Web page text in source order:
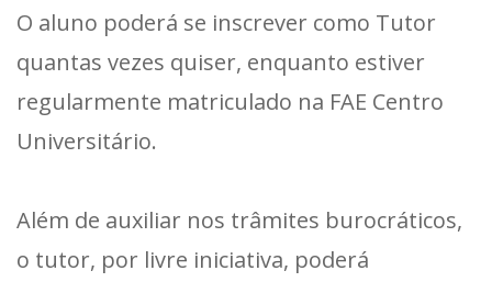
O aluno poderá se inscrever como Tutor
quantas vezes quiser, enquanto estiver
regularmente matriculado na FAE Centro
Universitário.
Além de auxiliar nos trâmites burocráticos,
o tutor, por livre iniciativa, poderá